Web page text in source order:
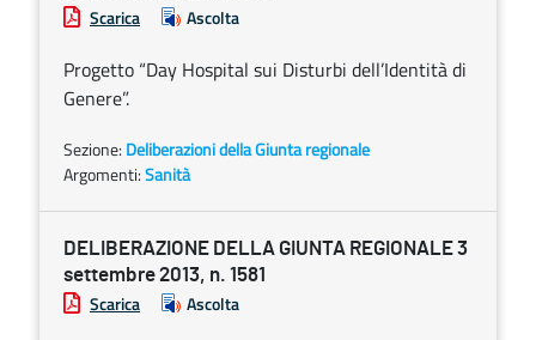
Scarica Ascolta
Progetto “Day Hospital sui Disturbi dell’Identità di
Genere”.
Sezione: Deliberazioni della Giunta regionale
Argomenti:Sanità
DELIBERAZIONE DELLA GIUNTA REGIONALE 3
settembre 2013, n. 1581
Scarica Ascolta